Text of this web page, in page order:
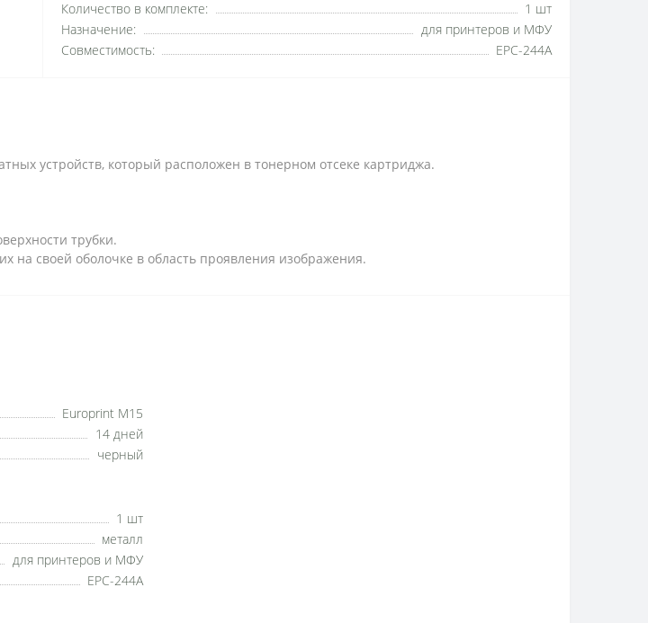
Количество в комплекте:
1 шт
Назначение:
для принтеров и МФУ
Совместимость:
EPC-244A
устройств, который расположен в тонерном отсеке картриджа.
трубки.
на своей оболочке в область проявления изображения.
Europrint M15
14 дней
черный
1 шт
металл
для принтеров и МФУ
EPC-244A